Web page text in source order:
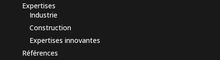
Expertises
Industrie
Construction
Expertises innovantes
Références